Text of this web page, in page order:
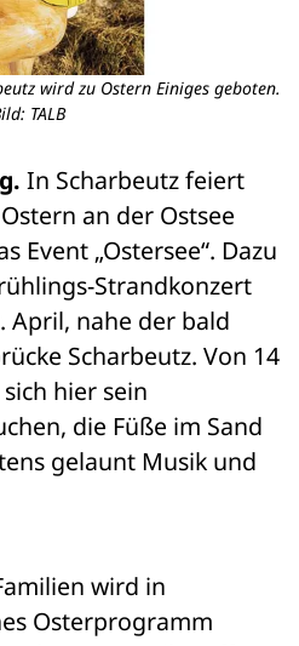
wird zu Ostern Einiges geboten.
TALB
In Scharbeutz feiert
an der Ostsee
Event „Ostersee“. Dazu
Strandkonzert
April, nahe der bald
Scharbeutz. Von 14
hier sein
die Füße im Sand
gelaunt Musik und
wird in
Osterprogramm